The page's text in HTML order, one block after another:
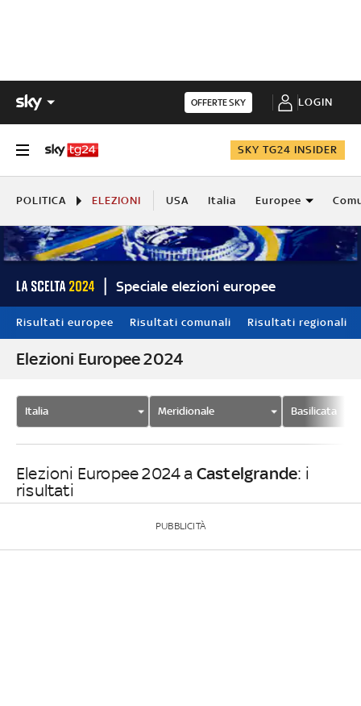
OFFERTE SKY LOGIN
SKY TG24 INSIDER
POLITICA ELEZIONI USA Italia Europee
Speciale elezioni europee
Risultati europee Risultati comunali Risultati regionali
Elezioni Europee 2024
Italia Meridionale Basilicata
Elezioni Europee 2024 a Castelgrande: i
risultati
PUBBLICITÀ